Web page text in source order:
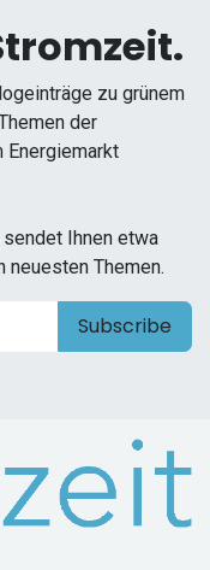
zu grünem
der
Energiemarkt
Ihnen etwa
neuesten Themen.
Subscribe